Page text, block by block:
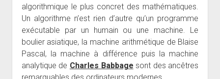
algorith­mique le plus concret des mathématiques.
Un algorithme n’est rien d’autre qu’un programme
exécutable par un humain ou une machine. Le
boulier asiatique, la machine arithmétique de Blaise
Pascal, la machine à différence puis la machine
analytique de Charles Babbage sont des ancêtres